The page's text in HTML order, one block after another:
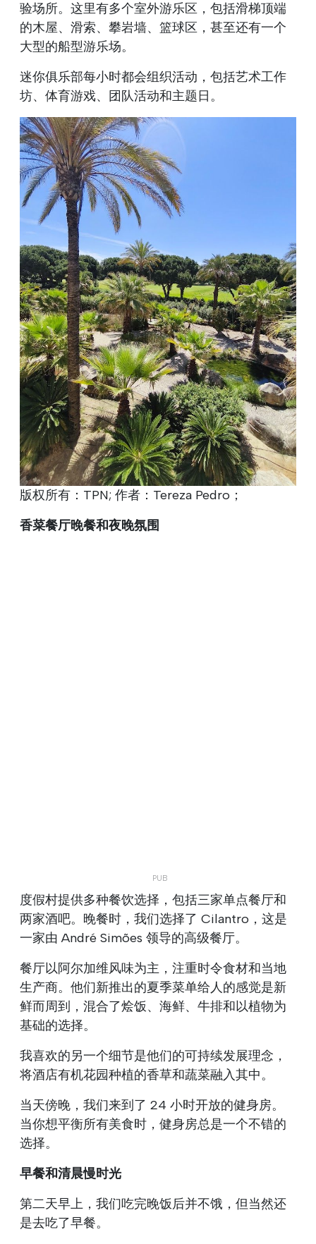
验场所。这里有多个室外游乐区，包括滑梯顶端
的木屋、滑索、攀岩墙、篮球区，甚至还有一个
大型的船型游乐场。
迷你俱乐部每小时都会组织活动，包括艺术工作
坊、体育游戏、团队活动和主题日。
版权所有：TPN; 作者：Tereza Pedro；
香菜餐厅晚餐和夜晚氛围
度假村提供多种餐饮选择，包括三家单点餐厅和
两家酒吧。晚餐时，我们选择了 Cilantro，这是
一家由 André Simões 领导的高级餐厅。
餐厅以阿尔加维风味为主，注重时令食材和当地
生产商。他们新推出的夏季菜单给人的感觉是新
鲜而周到，混合了烩饭、海鲜、牛排和以植物为
基础的选择。
我喜欢的另一个细节是他们的可持续发展理念，
将酒店有机花园种植的香草和蔬菜融入其中。
当天傍晚，我们来到了 24 小时开放的健身房。
当你想平衡所有美食时，健身房总是一个不错的
选择。
早餐和清晨慢时光
第二天早上，我们吃完晚饭后并不饿，但当然还
是去吃了早餐。